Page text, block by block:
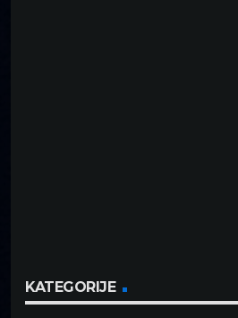
KATEGORIJE